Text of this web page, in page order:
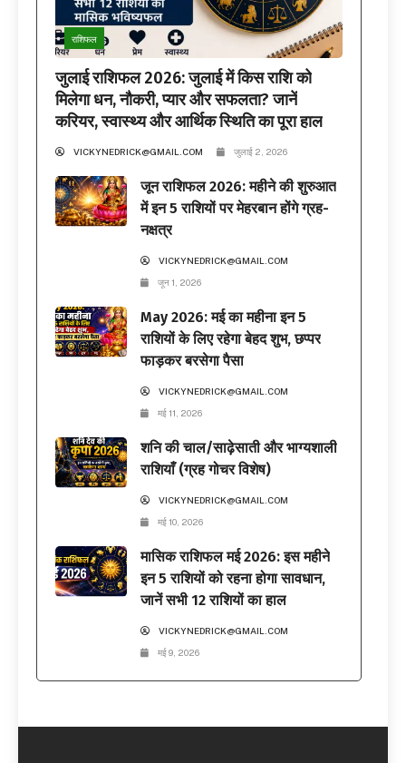
राशिफल
जुलाई राशिफल 2026: जुलाई में किस राशि को
मिलेगा धन, नौकरी, प्यार और सफलता? जानें
करियर, स्वास्थ्य और आर्थिक स्थिति का पूरा हाल
VICKYNEDRICK@GMAIL.COM जुलाई 2, 2026
जून राशिफल 2026: महीने की शुरुआत
में इन 5 राशियों पर मेहरबान होंगे ग्रह-
नक्षत्र
VICKYNEDRICK@GMAIL.COM
जून 1, 2026
May 2026: मई का महीना इन 5
राशियों के लिए रहेगा बेहद शुभ, छप्पर
फाड़कर बरसेगा पैसा
VICKYNEDRICK@GMAIL.COM
मई 11, 2026
शनि की चाल/साढ़ेसाती और भाग्यशाली
राशियाँ (ग्रह गोचर विशेष)
VICKYNEDRICK@GMAIL.COM
मई 10, 2026
मासिक राशिफल मई 2026: इस महीने
इन 5 राशियों को रहना होगा सावधान,
जानें सभी 12 राशियों का हाल
VICKYNEDRICK@GMAIL.COM
मई 9, 2026